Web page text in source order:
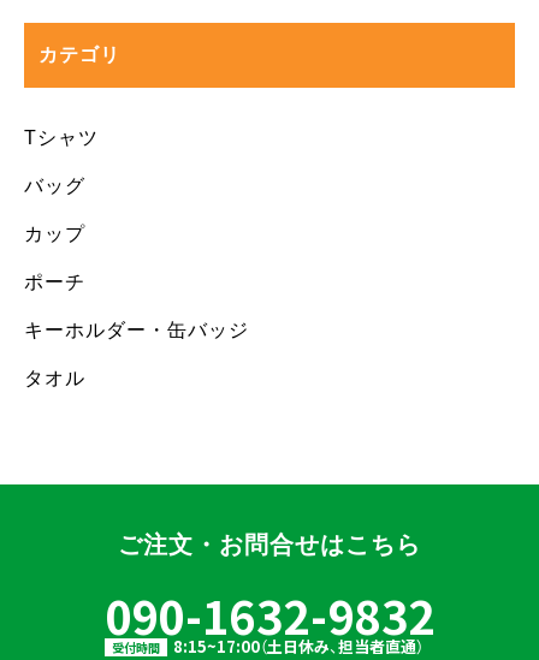
カテゴリ
Tシャツ
バッグ
カップ
ポーチ
キーホルダー・缶バッジ
タオル
ご注文・お問合せはこちら
090-1632-9832
受付時間 8:15~17:00（土日休み、担当者直通）